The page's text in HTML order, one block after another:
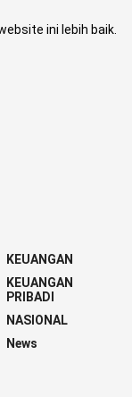
ini lebih baik.
KEUANGAN
KEUANGAN
PRIBADI
NASIONAL
News